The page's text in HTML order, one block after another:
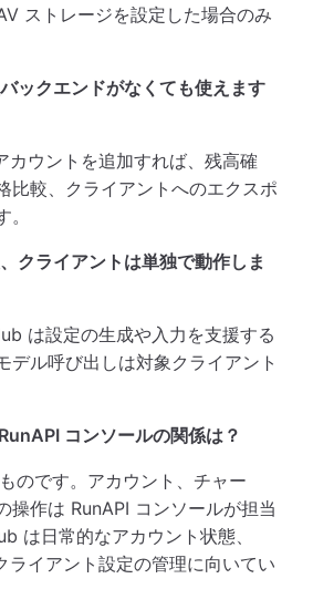
ストレージを設定した場合のみ
ックエンドがなくても使えます
カウントを追加すれば、残高確
比較、クライアントへのエクスポ
クライアントは単独で動作しま
は設定の生成や入力を支援する
デル呼び出しは対象クライアント
コンソールの関係は？
のです。アカウント、チャー
操作は RunAPI コンソールが担当
は日常的なアカウント状態、
ライアント設定の管理に向いてい